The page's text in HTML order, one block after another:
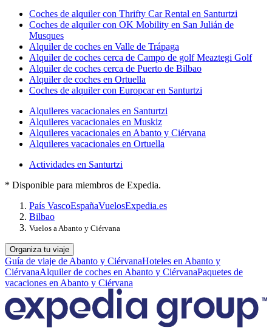
Coches de alquiler con Thrifty Car Rental en Santurtzi
Coches de alquiler con OK Mobility en San Julián de
Musques
Alquiler de coches en Valle de Trápaga
Alquiler de coches cerca de Campo de golf Meaztegi Golf
Alquiler de coches cerca de Puerto de Bilbao
Alquiler de coches en Ortuella
Coches de alquiler con Europcar en Santurtzi
Alquileres vacacionales en Santurtzi
Alquileres vacacionales en Muskiz
Alquileres vacacionales en Abanto y Ciérvana
Alquileres vacacionales en Ortuella
Actividades en Santurtzi
* Disponible para miembros de Expedia.
País VascoEspañaVuelosExpedia.es
Bilbao
Vuelos a Abanto y Ciérvana
Organiza tu viaje
Guía de viaje de Abanto y CiérvanaHoteles en Abanto y
CiérvanaAlquiler de coches en Abanto y CiérvanaPaquetes de
vacaciones en Abanto y Ciérvana